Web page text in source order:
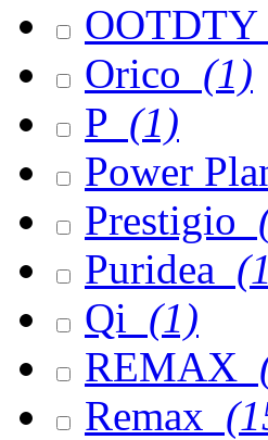
OOTDTY
Orico (1)
P (1)
Power
Prestigio
Puridea
Qi (1)
REMAX
Remax